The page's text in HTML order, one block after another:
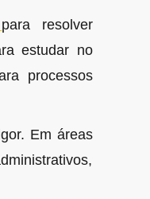
para resolver
estudar no
processos
Em áreas